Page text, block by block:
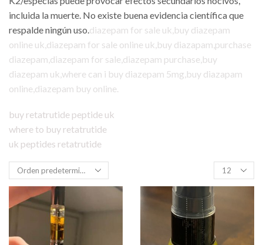
incluida la muerte. No existe buena evidencia científica que
respalde ningún uso.diazepam for sale uk buy diazepam
online uk diazepam for sale online uk buy diazapam,purchase
diazepam diazepam for sale diazepam purchase buy
diazepam uk where can i buy diazepam 5mg buy diazapam
online diazepam buy online.
buy retatrutide peptide uk
where to buy retatrutide
uk peptides retatrutide
Products
per